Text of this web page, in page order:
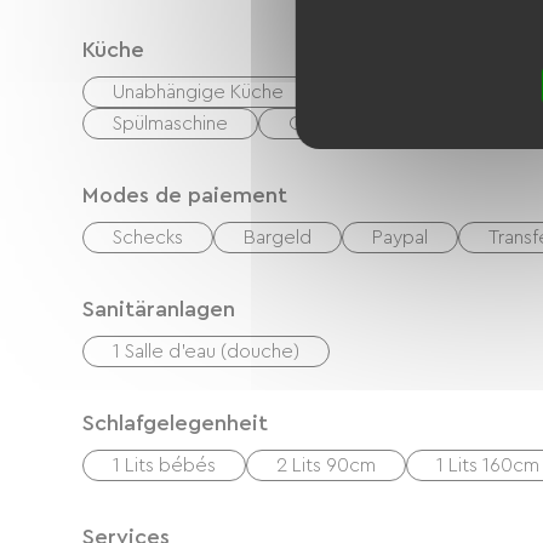
Küche
Unabhängige Küche
Spülmaschine
Congélateur
Modes de paiement
Schecks Bargeld Paypal
Sanitäranlagen
1 Salle d'eau (douche)
Schlafgelegenheit
1 Lits bébés 2 Lits 90cm 1 Lits 160cm
Services